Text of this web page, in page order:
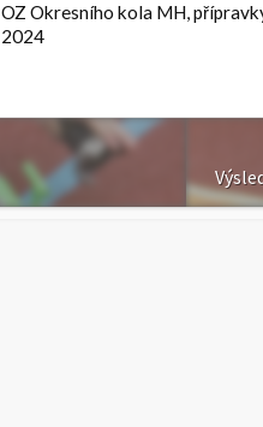
OZ Okresního kola MH,
2024